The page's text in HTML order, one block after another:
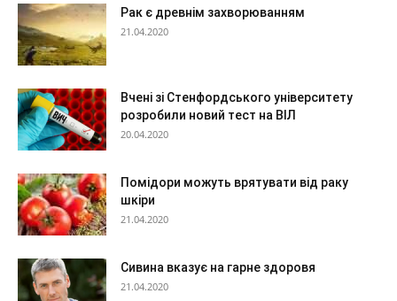
Рак є древнім захворюванням
21.04.2020
Вчені зі Стенфордського університету
розробили новий тест на ВІЛ
20.04.2020
Помідори можуть врятувати від раку
шкіри
21.04.2020
Сивина вказує на гарне здоровя
21.04.2020